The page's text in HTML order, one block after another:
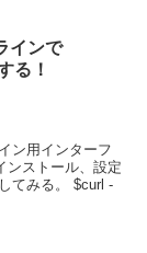
インで
る！
ン用インターフ
ンストール、設定
てみる。 $curl -